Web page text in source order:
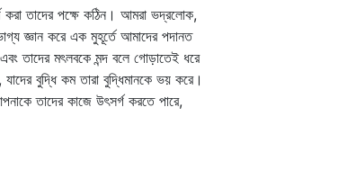
করা তাদের পক্ষে কঠিন। আমরা ভদ্রলোক,
জ্ঞান করে এক মুহূর্তে আমাদের পদানত
তাদের মৎলবকে মন্দ বলে গোড়াতেই ধরে
বুদ্ধি কম তারা বুদ্ধিমানকে ভয় করে।
তাদের কাজে উৎসর্গ করতে পারে,